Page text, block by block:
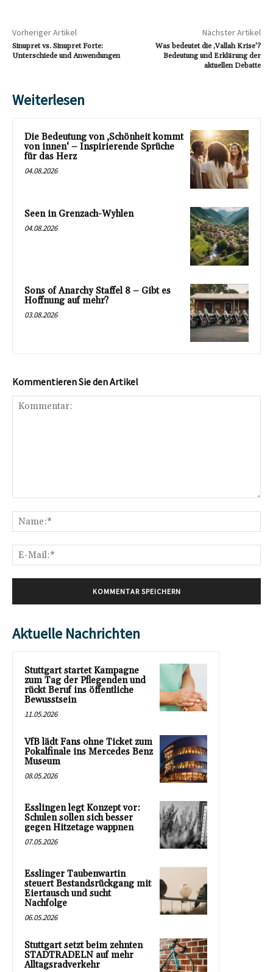
Vorheriger Artikel
Sinupret vs. Sinupret Forte:
Unterschiede und Anwendungen
Nächster Artikel
Was bedeutet die ‚Vallah Krise‘?
Bedeutung und Erklärung der
aktuellen Debatte
Weiterlesen
Die Bedeutung von ‚Schönheit kommt
von innen‘ – Inspirierende Sprüche
für das Herz
04.08.2026
Seen in Grenzach-Wyhlen
04.08.2026
Sons of Anarchy Staffel 8 – Gibt es
Hoffnung auf mehr?
03.08.2026
Kommentieren Sie den Artikel
Aktuelle Nachrichten
Stuttgart startet Kampagne
zum Tag der Pflegenden und
rückt Beruf ins öffentliche
Bewusstsein
11.05.2026
VfB lädt Fans ohne Ticket zum
Pokalfinale ins Mercedes Benz
Museum
08.05.2026
Esslingen legt Konzept vor:
Schulen sollen sich besser
gegen Hitzetage wappnen
07.05.2026
Esslinger Taubenwartin
steuert Bestandsrückgang mit
Eiertausch und sucht
Nachfolge
06.05.2026
Stuttgart setzt beim zehnten
STADTRADELN auf mehr
Alltagsradverkehr